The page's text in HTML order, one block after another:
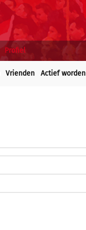
Profiel
Vrienden Actief worden